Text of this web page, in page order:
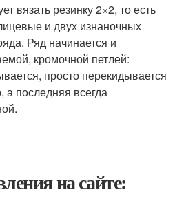
вязать резинку 2×2, то есть
и двух изнаночных
Ряд начинается и
кромочной петлей:
просто перекидывается
а последняя всегда
на сайте: